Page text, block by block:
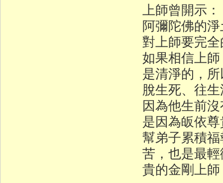
上師曾開示
阿彌陀佛的
對上師要完
如果相信上
是清淨的，
脫生死、往
因為他生前
是因為皈依
幫弟子累積
苦，也是最
貴的金剛上